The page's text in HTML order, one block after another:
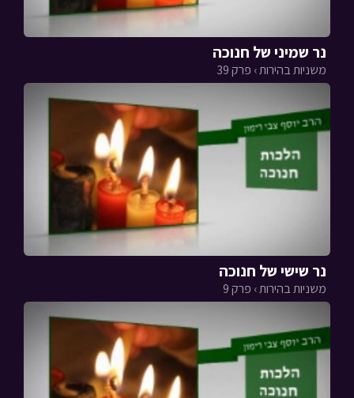
נר שמיני של חנוכה
משניות בהירות › פרק 39
נר שישי של חנוכה
משניות בהירות › פרק 9